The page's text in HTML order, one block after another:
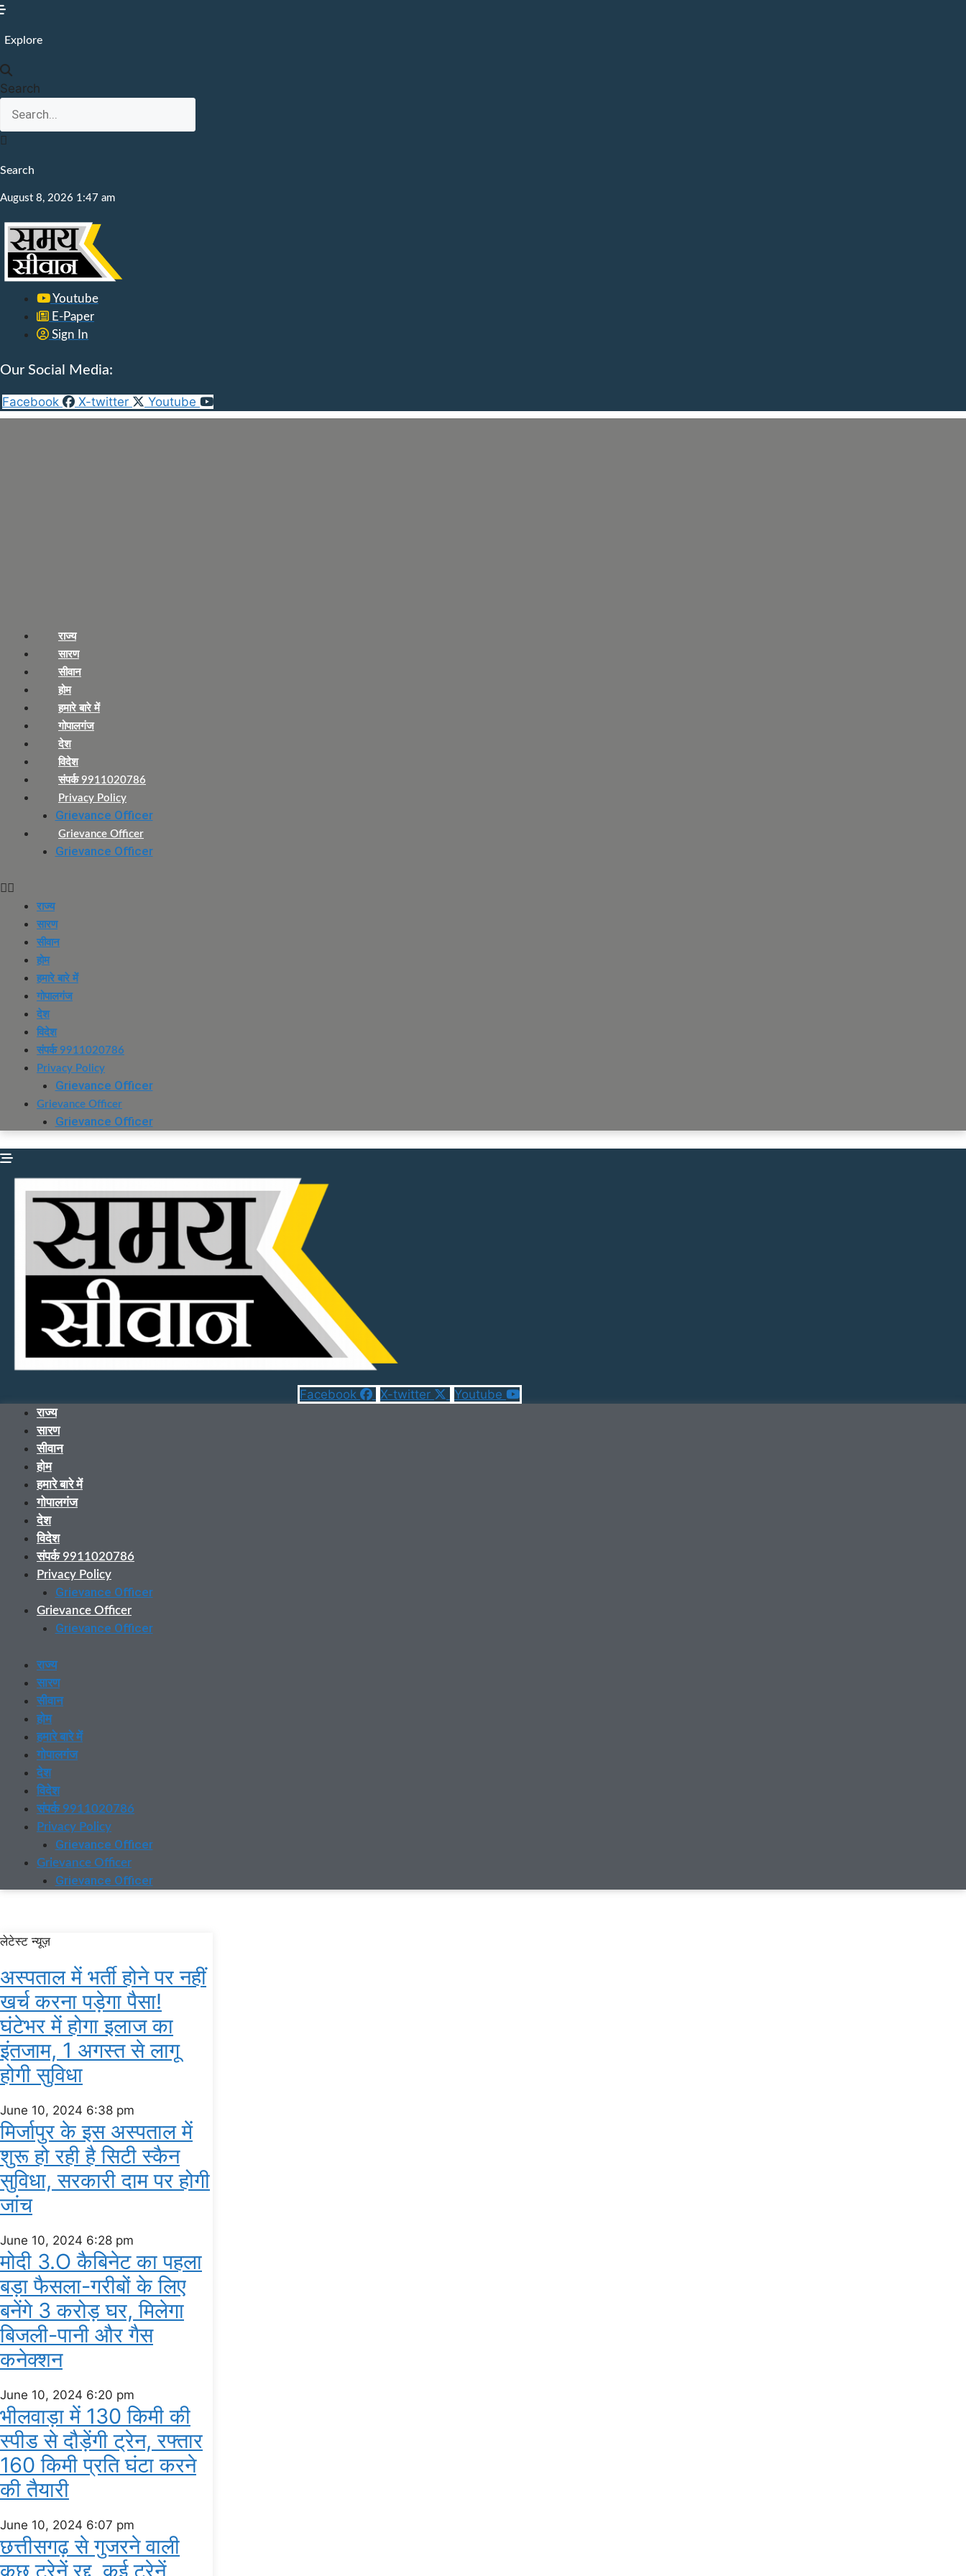
Skip
content
Explore
Search
Search
August 8, 2026 1:47 am
Youtube
E-Paper
Sign In
Our Social Media:
Facebook X-twitter Youtube
राज्य
सारण
सीवान
होम
हमारे बारे में
गोपालगंज
देश
विदेश
संपर्क 9911020786
Privacy Policy
Grievance Officer
Grievance Officer
Grievance Officer
राज्य
सारण
सीवान
होम
हमारे बारे में
गोपालगंज
देश
विदेश
संपर्क 9911020786
Privacy Policy
Grievance Officer
Grievance Officer
Grievance Officer
Facebook X-twitter Youtube
राज्य
सारण
सीवान
होम
हमारे बारे में
गोपालगंज
देश
विदेश
संपर्क 9911020786
Privacy Policy
Grievance Officer
Grievance Officer
Grievance Officer
राज्य
सारण
सीवान
होम
हमारे बारे में
गोपालगंज
देश
विदेश
संपर्क 9911020786
Privacy Policy
Grievance Officer
Grievance Officer
Grievance Officer
लेटेस्ट न्यूज़
अस्‍पताल में भर्ती होने पर नहीं
खर्च करना पड़ेगा पैसा!
घंटेभर में होगा इलाज का
इंतजाम, 1 अगस्‍त से लागू
होगी सुविधा
June 10, 2024 6:38 pm
मिर्जापुर के इस अस्पताल में
शुरू हो रही है सिटी स्कैन
सुविधा, सरकारी दाम पर होगी
जांच
June 10, 2024 6:28 pm
मोदी 3.O कैबिनेट का पहला
बड़ा फैसला-गरीबों के ल‍िए
बनेंगे 3 करोड़ घर, म‍िलेगा
बिजली-पानी और गैस
कनेक्‍शन
June 10, 2024 6:20 pm
भीलवाड़ा में 130 किमी की
स्पीड से दौड़ेंगी ट्रेन, रफ्तार
160 किमी प्रति घंटा करने
की तैयारी
June 10, 2024 6:07 pm
छत्तीसगढ़ से गुजरने वाली
कुछ ट्रेनें रद्द, कई ट्रेनें